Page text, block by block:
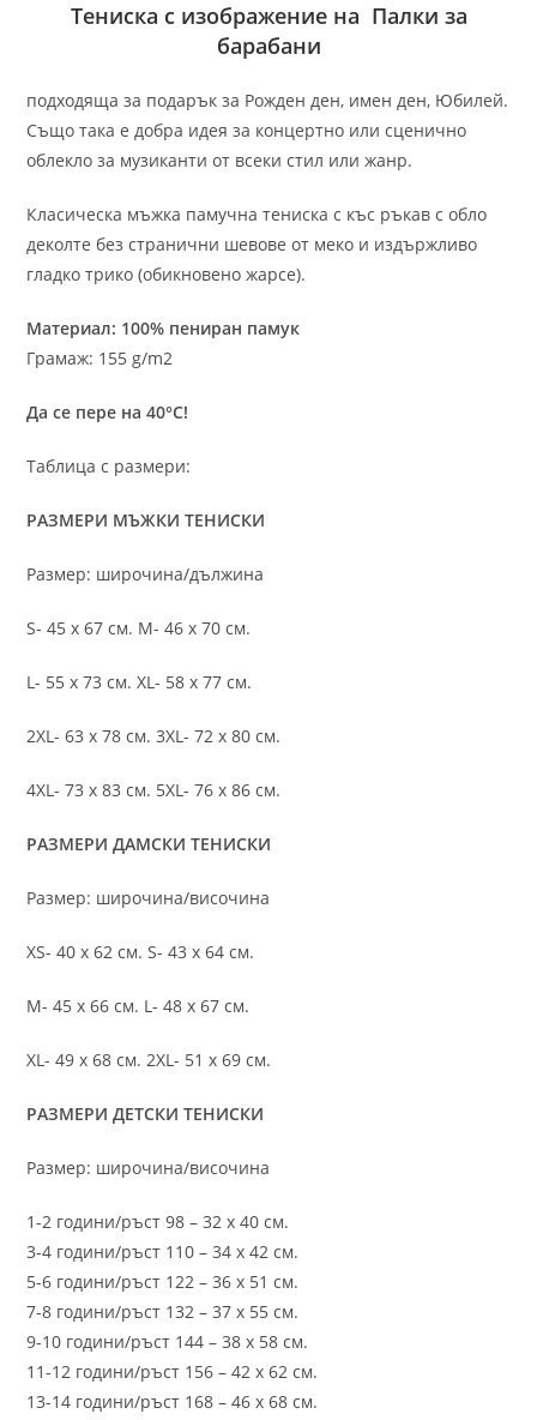
Тениска с изображение на Палки за
барабани
подходяща за подарък за Рожден ден, имен ден, Юбилей.
Също така е добра идея за концертно или сценично
облекло за музиканти от всеки стил или жанр.
Класическа мъжка памучна тениска с къс ръкав с обло
деколте без странични шевове от меко и издържливо
гладко трико (обикновено жарсе).
Материал: 100% пениран памук
Грамаж: 155 g/m2
Да се пере на 40°C!
Таблица с размери:
РАЗМЕРИ МЪЖКИ ТЕНИСКИ
Размер: широчина/дължина
S- 45 х 67 см. M- 46 х 70 см.
L- 55 х 73 см. XL- 58 х 77 см.
2XL- 63 х 78 см. 3XL- 72 х 80 см.
4XL- 73 х 83 см. 5XL- 76 х 86 см.
РАЗМЕРИ ДАМСКИ ТЕНИСКИ
Размер: широчина/височина
XS- 40 х 62 см. S- 43 х 64 см.
M- 45 х 66 см. L- 48 х 67 см.
XL- 49 х 68 см. 2XL- 51 х 69 см.
РАЗМЕРИ ДЕТСКИ ТЕНИСКИ
Размер: широчина/височина
1-2 години/ръст 98 – 32 х 40 см.
3-4 години/ръст 110 – 34 х 42 см.
5-6 години/ръст 122 – 36 х 51 см.
7-8 години/ръст 132 – 37 х 55 см.
9-10 години/ръст 144 – 38 х 58 см.
11-12 години/ръст 156 – 42 x 62 см.
13-14 години/ръст 168 – 46 х 68 см.